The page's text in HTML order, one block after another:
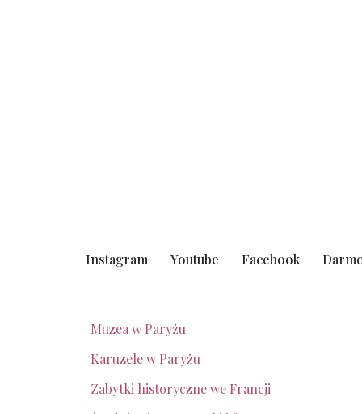
Instagram Youtube Facebook
Muzea w Paryżu
Karuzele w Paryżu
Zabytki historyczne we Francji